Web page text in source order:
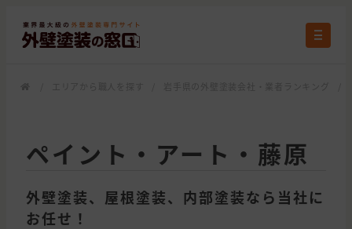
ペイント・アート・藤原
外壁塗装、屋根塗装、内部塗装なら当社に
お任せ！